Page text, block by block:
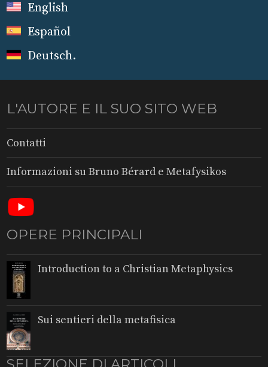
English
Español
Deutsch.
L'AUTORE E IL SUO SITO WEB
Contatti
Informazioni su Bruno Bérard e Metafysikos
OPERE PRINCIPALI
Introduction to a Christian Metaphysics
Sui sentieri della metafisica